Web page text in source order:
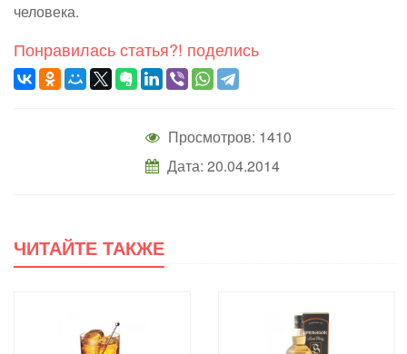
человека.
Понравилась статья?! поделись
Просмотров: 1410
Дата: 20.04.2014
ЧИТАЙТЕ ТАКЖЕ